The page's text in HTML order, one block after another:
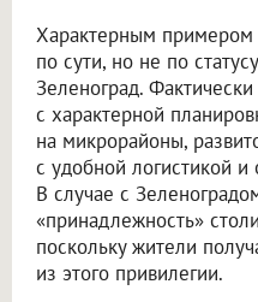
Характерным примером
по сути, но не по
Зеленоград.
с характерной
на микрорайоны,
с удобной логистикой
В случае с
«принадлежность»
поскольку жители
из этого привилегии.